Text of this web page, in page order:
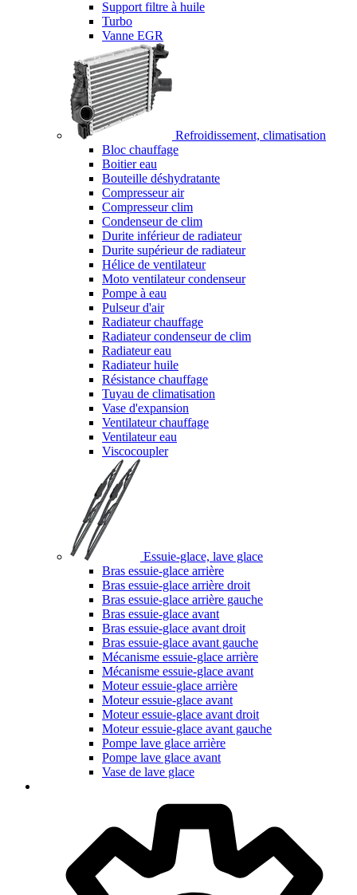
Support filtre à huile
Turbo
Vanne EGR
Refroidissement, climatisation
Bloc chauffage
Boitier eau
Bouteille déshydratante
Compresseur air
Compresseur clim
Condenseur de clim
Durite inférieur de radiateur
Durite supérieur de radiateur
Hélice de ventilateur
Moto ventilateur condenseur
Pompe à eau
Pulseur d'air
Radiateur chauffage
Radiateur condenseur de clim
Radiateur eau
Radiateur huile
Résistance chauffage
Tuyau de climatisation
Vase d'expansion
Ventilateur chauffage
Ventilateur eau
Viscocoupler
Essuie-glace, lave glace
Bras essuie-glace arrière
Bras essuie-glace arrière droit
Bras essuie-glace arrière gauche
Bras essuie-glace avant
Bras essuie-glace avant droit
Bras essuie-glace avant gauche
Mécanisme essuie-glace arrière
Mécanisme essuie-glace avant
Moteur essuie-glace arrière
Moteur essuie-glace avant
Moteur essuie-glace avant droit
Moteur essuie-glace avant gauche
Pompe lave glace arrière
Pompe lave glace avant
Vase de lave glace